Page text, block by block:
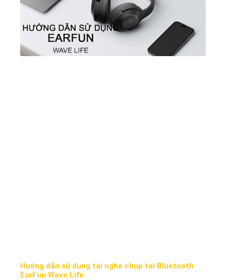
Hướng dẫn sử dụng tai nghe chụp tai Bluetooth
EarFun Wave Life